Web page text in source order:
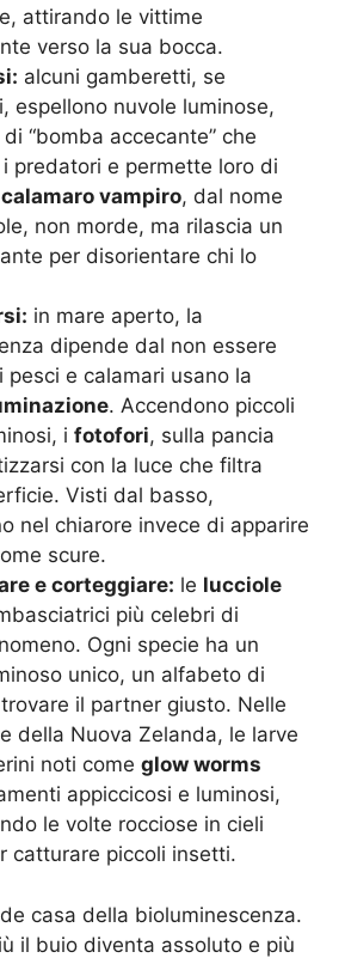
attirando le vittime
verso la sua bocca.
alcuni gamberetti, se
espellono nuvole luminose,
“bomba accecante” che
predatori e permette loro di
calamaro vampiro, dal nome
non morde, ma rilascia un
per disorientare chi lo
in mare aperto, la
dipende dal non essere
pesci e calamari usano la
. Accendono piccoli
i fotofori, sulla pancia
con la luce che filtra
Visti dal basso,
nel chiarore invece di apparire
scure.
e corteggiare: le lucciole
più celebri di
Ogni specie ha un
unico, un alfabeto di
il partner giusto. Nelle
della Nuova Zelanda, le larve
noti come glow worms
appiccicosi e luminosi,
le volte rocciose in cieli
catturare piccoli insetti.
casa della bioluminescenza.
il buio diventa assoluto e più